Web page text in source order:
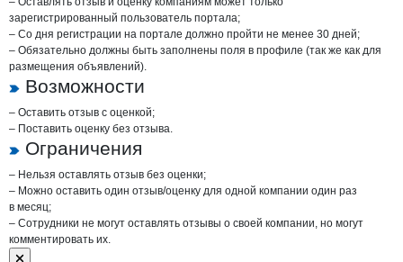
зарегистрированный пользователь портала;
– Со дня регистрации на портале должно пройти не менее 30 дней;
– Обязательно должны быть заполнены поля в профиле (так же как для
размещения объявлений).
Возможности
– Оставить отзыв с оценкой;
– Поставить оценку без отзыва.
Ограничения
– Нельзя оставлять отзыв без оценки;
– Можно оставить один отзыв/оценку для одной компании один раз
в месяц;
– Сотрудники не могут оставлять отзывы о своей компании, но могут
комментировать их.